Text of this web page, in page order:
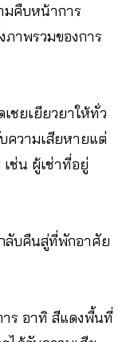
มคืบหน้าการ
าพรวมของการ
ชยเยียวยาให้ทั่ว
ความเสียหายแต่
ช่น ผู้เช่าที่อยู่
ลับคืนสู่ที่พักอาศัย
ร อาทิ สีแดงพื้นที่